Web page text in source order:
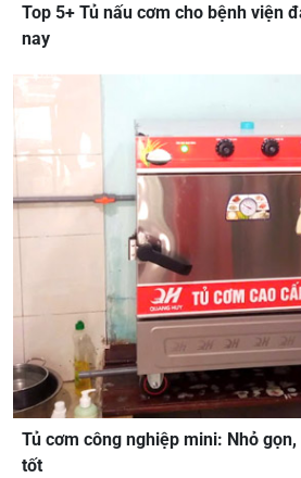
Top 5+ Tủ nấu cơm cho bệnh viện
nay
Tủ cơm công nghiệp mini: Nhỏ
tốt